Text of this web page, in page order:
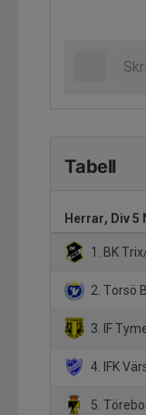
Tabell
Herrar, Div
1. BK
2. Torsö
3. IF
4. IFK
5.